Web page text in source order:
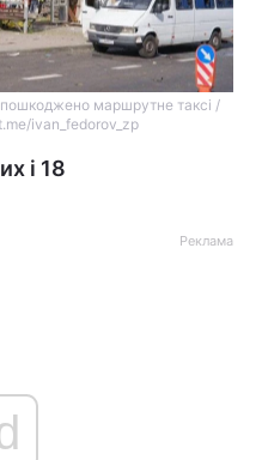
маршрутне таксі /
ivan_fedorov_zp
і 18
Реклама